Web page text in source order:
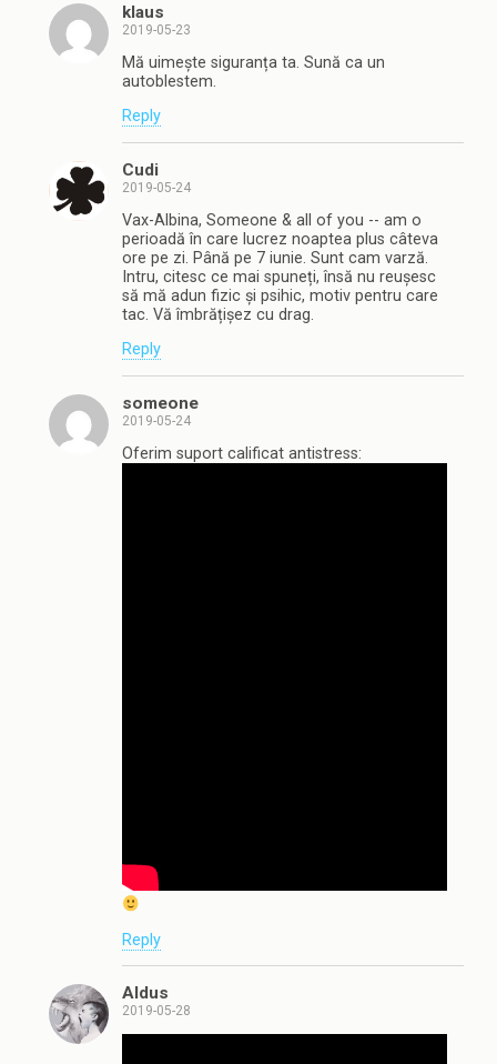
klaus
2019-05-23
Mă uimește siguranța ta. Sună ca un
autoblestem.
Reply
Cudi
2019-05-24
Vax-Albina, Someone & all of you -- am o
perioadă în care lucrez noaptea plus câteva
ore pe zi. Până pe 7 iunie. Sunt cam varză.
Intru, citesc ce mai spuneți, însă nu reușesc
să mă adun fizic și psihic, motiv pentru care
tac. Vă îmbrățișez cu drag.
Reply
someone
2019-05-24
Oferim suport calificat antistress:
Reply
Aldus
2019-05-28